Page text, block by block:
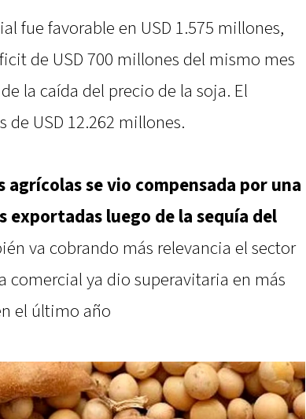
fue favorable en USD 1.575 millones,
de USD 700 millones del mismo mes
la caída del precio de la soja. El
de USD 12.262 millones.
agrícolas se vio compensada por una
exportadas luego de la sequía del
va cobrando más relevancia el sector
comercial ya dio superavitaria en más
el último año